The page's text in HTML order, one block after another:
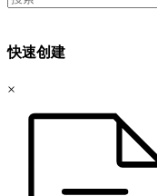
快速创建
×